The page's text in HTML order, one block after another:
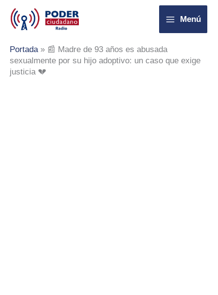
contenido
Menú
Portada» 📰 Madre de 93 años es abusada
sexualmente por su hijo adoptivo: un caso que exige
justicia 💔